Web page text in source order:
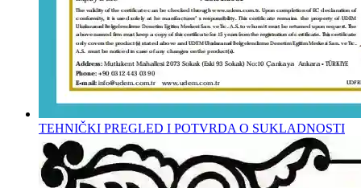
TEHNIČKI PREGLED I POTVRDA O SUKLADNOSTI